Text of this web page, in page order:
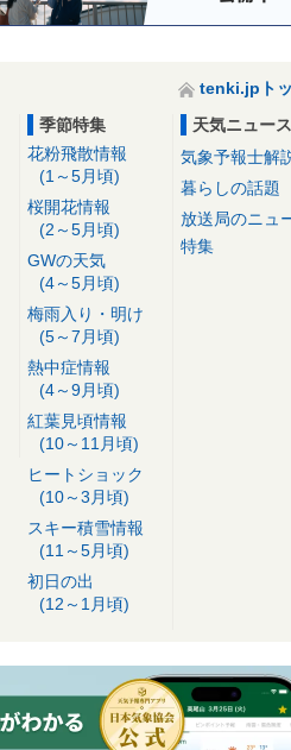
tenki.jpト
季節特集
花粉飛散情報
(1～5月頃)
桜開花情報
(2～5月頃)
GWの天気
(4～5月頃)
梅雨入り・明け
(5～7月頃)
熱中症情報
(4～9月頃)
紅葉見頃情報
(10～11月頃)
ヒートショック
(10～3月頃)
スキー積雪情報
(11～5月頃)
初日の出
(12～1月頃)
天気ニュース
気象予報士解
暮らしの話題
放送局のニュ
特集